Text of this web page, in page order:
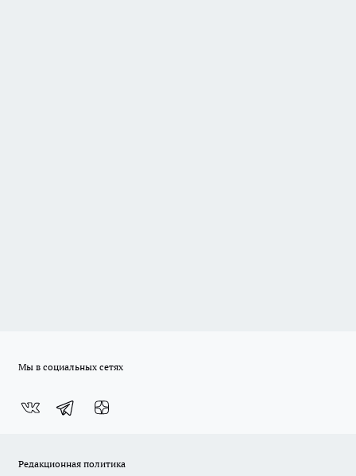
Мы в социальных сетях
Редакционная политика